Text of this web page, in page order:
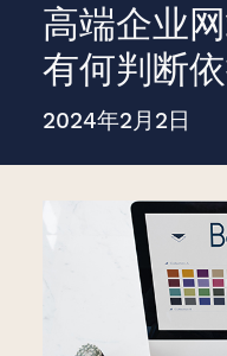
高端企业
有何判断
2024年2月2日